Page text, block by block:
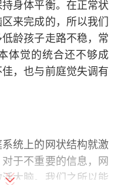
身体平衡。在正常状
来完成的，所以我们
龄孩子走路不稳，常
体觉的统合还不够成
，也与前庭觉失调有
统上的网状结构就激
于不重要的信息，网
大脑。我们之所以能